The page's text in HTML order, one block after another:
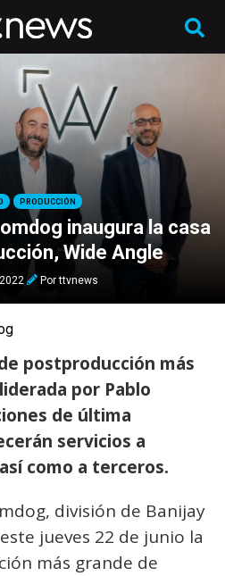
PRODUCCIÓN
inaugura la casa
Wide Angle
Porttvnews
postproducción más
por Pablo
de última
servicios a
como a terceros.
división de Banijay
jueves 22 de junio la
más grande de